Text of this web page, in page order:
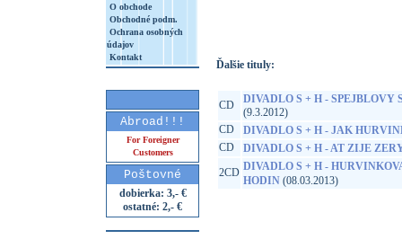
O obchode
Obchodné podm.
Ochrana osobných
údajov
Kontakt
Abroad!!!
For Foreigner
Customers
Poštovné
dobierka: 3,- €
ostatné: 2,- €
Ďalšie tituly:
CD
DIVADLO S + H -
(9.3.2012)
CD
DIVADLO S + H - JAK
CD
DIVADLO S + H - AT ZIJE
2CD DIVADLO S + H -
HODIN (08.03.2013)